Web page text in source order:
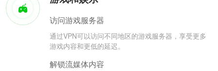
访问游戏服务器
通过VPN可以访问不同地区的游戏服务器，享受更多
游戏内容和更低的延迟。
解锁流媒体内容